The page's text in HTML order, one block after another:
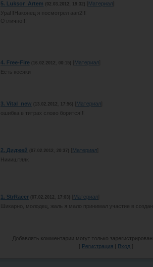
5. Luksor_Artem (02.03.2012, 19:32) Материал
Ура!!!Наконец я посмотрел aan2!!!
Отлично!!!
4. Free-Fire (16.02.2012, 00:15) Материал
Есть косяки
3. Vital_new (13.02.2012, 17:56) Материал
ошибка в титрах слово борится!!!
2. Диджей (07.02.2012, 20:37) Материал
Ниииштяяк
1. StrRacer (07.02.2012, 17:03) Материал
Шикарно, молодец, жаль я мало принимал участие в
Добавлять комментарии могут только
Регистрация Вход